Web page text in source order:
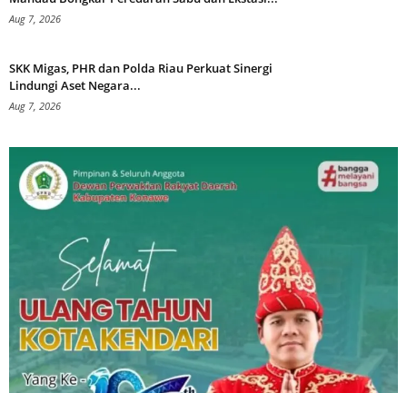
Aug 7, 2026
SKK Migas, PHR dan Polda Riau Perkuat Sinergi
Lindungi Aset Negara...
Aug 7, 2026